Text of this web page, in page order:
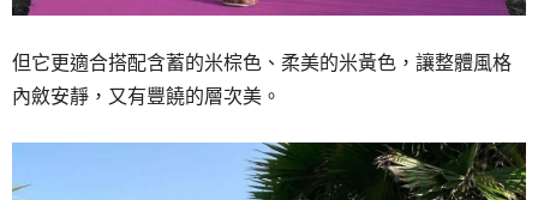
但它更適合搭配含蓄的米棕色、柔美的米黃色， 讓整體風格
內斂安靜， 又有豐饒的層次美。